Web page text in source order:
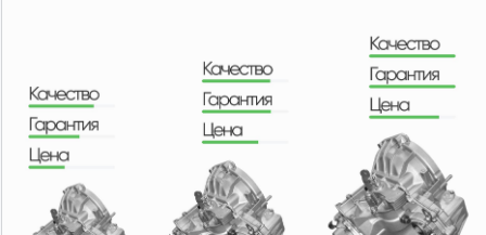
Оплачиваете товар после его получения и осмотра.
Ежедневная доставка по Москве и области.
Еженедельная доставка по регионам нашего
присутствия. А в регионы, в которых мы не
представлены, отправляем заказы транспортными
компаниями с оплатой после получения товара.